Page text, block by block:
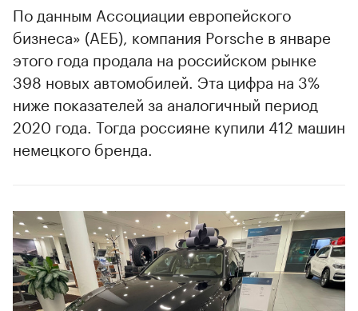
По данным Ассоциации европейского
бизнеса» (АЕБ), компания Porsche в январе
этого года продала на российском рынке
398 новых автомобилей. Эта цифра на 3%
ниже показателей за аналогичный период
2020 года. Тогда россияне купили 412 машин
немецкого бренда.